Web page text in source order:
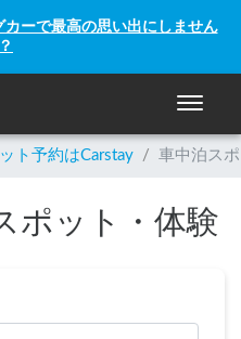
ーで最高の思い出にしません
ナビゲ
ト予約はCarstay / 車中泊ス
ポット・体験